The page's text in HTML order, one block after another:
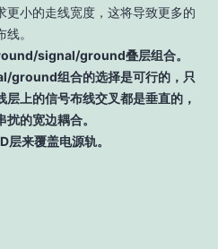
更小的走线宽度，这将导致更多的
。
signal/ground叠层组合。
组合的选择是可行的，只
层上的信号布线交叉都是垂直的，
的宽边耦合。
来覆盖电源轨。